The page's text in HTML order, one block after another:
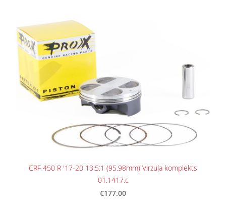
CRF 450 R '17-20 13.5:1 (95.98mm) Virzuļa komplekts
01.1417.c
€177.00